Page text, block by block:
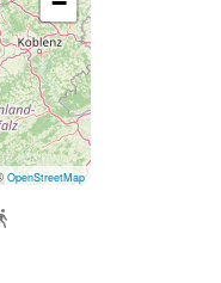
OpenStreetMap